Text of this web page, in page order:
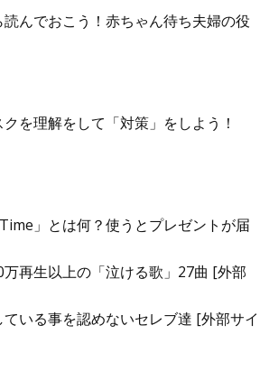
んでおこう！赤ちゃん待ち夫婦の役
を理解をして「対策」をしよう！
」とは何？使うとプレゼントが届
再生以上の「泣ける歌」27曲 [外部
いる事を認めないセレブ達 [外部サイ